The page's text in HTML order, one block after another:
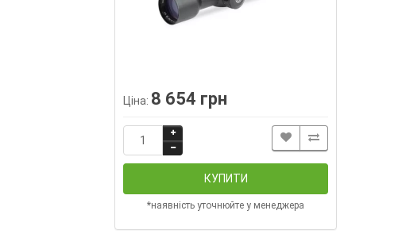
Ціна: 8 654 грн
КУПИТИ
*наявність уточнюйте у менеджера